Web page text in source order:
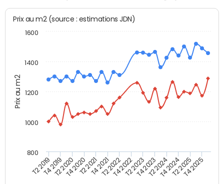
Prix au m2
Prix au m2 (source : estimations JDN)
T2 2019T4 2019T2 2020T4 2020T2 2021T4 2021T2 2022T4 2022T2 2023T4 2023T2 2024T4 2024T2 2025T4 2025
800
1000
1200
1400
1600